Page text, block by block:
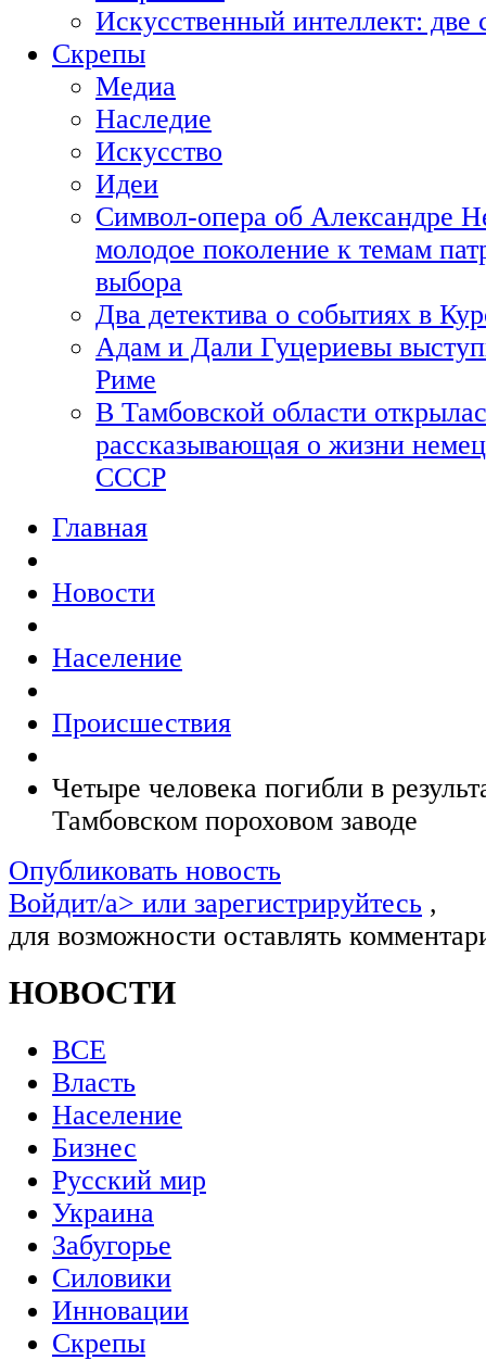
Искусственный интеллект:
Скрепы
Медиа
Наследие
Искусство
Идеи
Символ-опера об Александре
молодое поколение к темам
выбора
Два детектива о событиях в
Адам и Дали Гуцериевы
Риме
В Тамбовской области
рассказывающая о жизни
СССР
Главная
Новости
Население
Происшествия
Четыре человека погибли в
Тамбовском пороховом заводе
Опубликовать новость
Войдит/a> или зарегистрируйтесь ,
для возможности оставлять
НОВОСТИ
ВСЕ
Власть
Население
Бизнес
Русский мир
Украина
Забугорье
Силовики
Инновации
Скрепы